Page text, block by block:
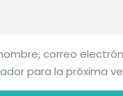
correo
para la próxima